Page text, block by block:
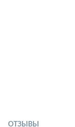
ОТЗЫВЫ